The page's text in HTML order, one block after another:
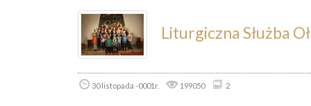
Liturgiczna Służba
30 listopada -0001r. 199050 2